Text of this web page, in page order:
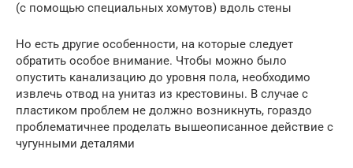
(с помощью специальных хомутов) вдоль стены
Но есть другие особенности, на которые следует
обратить особое внимание. Чтобы можно было
опустить канализацию до уровня пола, необходимо
извлечь отвод на унитаз из крестовины. В случае с
пластиком проблем не должно возникнуть, гораздо
проблематичнее проделать вышеописанное действие с
чугунными деталями